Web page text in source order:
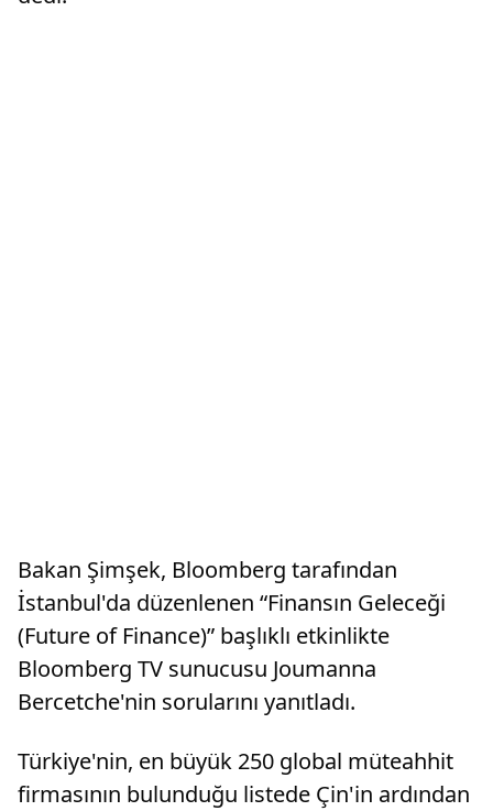
Bakan Şimşek, Bloomberg tarafından
İstanbul'da düzenlenen “Finansın Geleceği
(Future of Finance)” başlıklı etkinlikte
Bloomberg TV sunucusu Joumanna
Bercetche'nin sorularını yanıtladı.
Türkiye'nin, en büyük 250 global müteahhit
firmasının bulunduğu listede Çin'in ardından